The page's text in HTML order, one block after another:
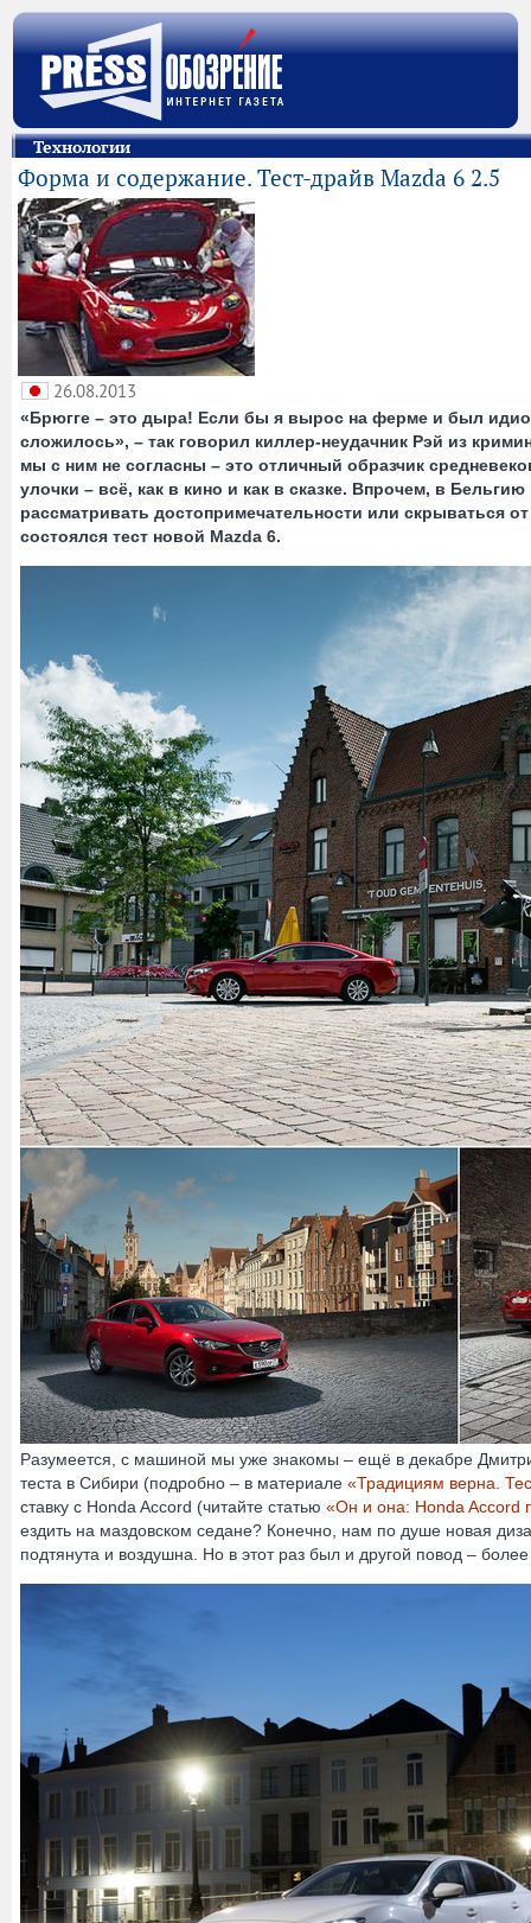
Технологии
Форма и содержание. Тест-драйв Mazda 6 2.5
26.08.2013
«Брюгге – это дыра! Если бы я вырос на ферме и был
сложилось», – так говорил киллер-неудачник Рэй из
мы с ним не согласны – это отличный образчик
улочки – всё, как в кино и как в сказке. Впрочем, в
рассматривать достопримечательности или скрываться
состоялся тест новой Mazda 6.
Разумеется, с машиной мы уже знакомы – ещё в декабре
теста в Сибири (подробно – в материале «Традициям верна.
ставку с Honda Accord (читайте статью «Он и она: Honda Accord
ездить на маздовском седане? Конечно, нам по душе новая
подтянута и воздушна. Но в этот раз был и другой повод –